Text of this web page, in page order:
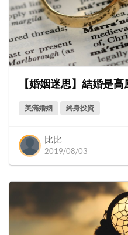
【婚姻迷思】結婚是
美滿婚姻 終身投資
比比
2019/08/03